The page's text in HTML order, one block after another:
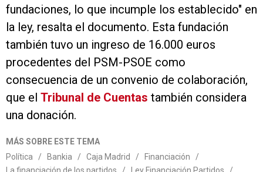
fundaciones, lo que incumple los establecido" en
la ley, resalta el documento. Esta fundación
también tuvo un ingreso de 16.000 euros
procedentes del PSM-PSOE como
consecuencia de un convenio de colaboración,
que el Tribunal de Cuentas también considera
una donación.
MÁS SOBRE ESTE TEMA
Política
/ Bankia / Caja Madrid / Financiación
/